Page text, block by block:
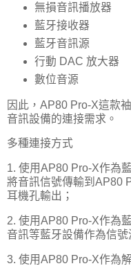
無損音訊播放器
藍牙接收器
藍牙音訊源
行動 DAC 放大器
數位音源
因此，AP80 Pro-X這款
音訊設備的連接需求。
多種連接方式
1. 使用AP80 Pro-X作為
將音訊信號傳輸到AP80
耳機孔輸出；
2. 使用AP80 Pro-X作為
音訊等藍牙設備作為信號
3. 使用AP80 Pro-X作為